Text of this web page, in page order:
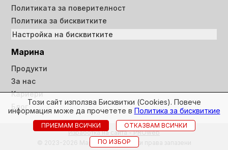
Политиката за поверителност
Политика за бисквитките
Настройка на бисквитките
Марина
Продукти
За нас
Кариери
Блог
Изработка на сайта - PROweb
© 2023-2026 Марина ООД всички права запазени
Този сайт използва Бисквитки (Cookies). Повече
информация може да прочетете в Политика за бисквиткие
ПРИЕМАМ ВСИЧКИ ОТКАЗВАМ ВСИЧКИ
ПО ИЗБОР